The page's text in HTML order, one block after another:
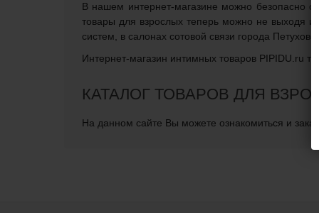
В нашем интернет-магазине можно безопасно
товары для взрослых теперь можно не выходя
систем, в салонах сотовой связи города
Интернет-магазин интимных товаров PIPIDU.ru
КАТАЛОГ ТОВАРОВ ДЛЯ
На данном сайте Вы можете ознакомиться и